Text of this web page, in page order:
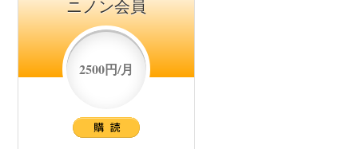
ニノン会員
2500円/月